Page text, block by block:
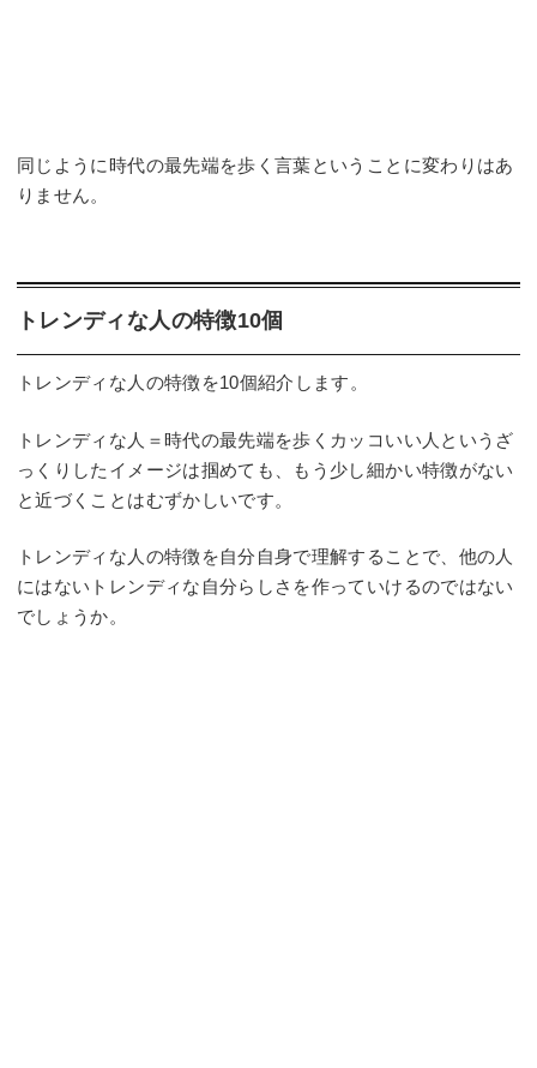
同じように時代の最先端を歩く言葉ということに変わりはあ
りません。
トレンディな人の特徴10個
トレンディな人の特徴を10個紹介します。
トレンディな人＝時代の最先端を歩くカッコいい人というざ
っくりしたイメージは掴めても、もう少し細かい特徴がない
と近づくことはむずかしいです。
トレンディな人の特徴を自分自身で理解することで、他の人
にはないトレンディな自分らしさを作っていけるのではない
でしょうか。